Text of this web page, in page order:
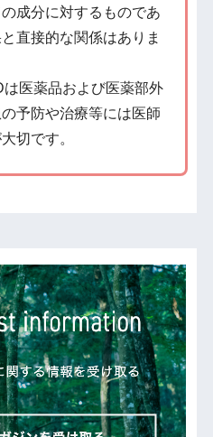
成分に対するものであ
直接的な関係はありま
は医薬品および医薬部外
予防や治療等には医師
切です。